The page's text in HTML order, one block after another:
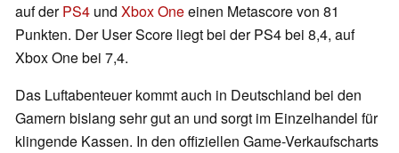
auf derPS4 und Xbox Oneeinen Metascore von 81
Punkten. Der User Score liegt bei der PS4 bei 8,4, auf
Xbox One bei 7,4.
Das Luftabenteuer kommt auch in Deutschland bei den
Gamern bislang sehr gut an und sorgt im Einzelhandel für
klingende Kassen. In den offiziellen Game-Verkaufscharts